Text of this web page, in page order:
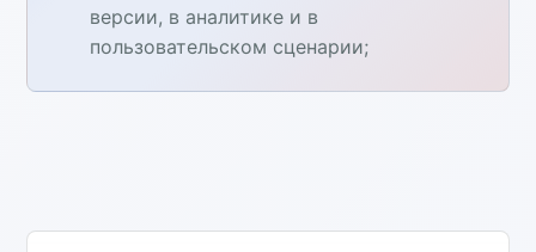
версии, в аналитике и в
пользовательском сценарии;